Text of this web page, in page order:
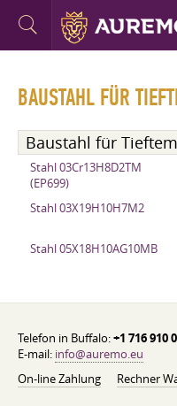
BAUSTAHL FÜR
Baustahl für
Stahl 03Cr13H8D2TM
(EP699)
Stahl 03X19H10H7M2
Stahl 05X18H10AG10MB
Telefon in Buffalo:+1 716 910
E-mail: info@auremo.eu
On-line Zahlung
Rechner